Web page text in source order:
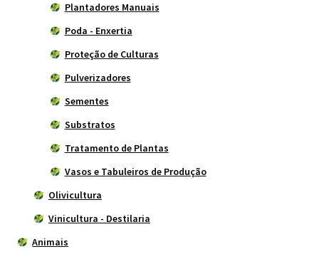
Plantadores Manuais
Poda - Enxertia
Proteção de Culturas
Pulverizadores
Sementes
Substratos
Tratamento de Plantas
Vasos e Tabuleiros de Produção
Olivicultura
Vinicultura - Destilaria
Animais